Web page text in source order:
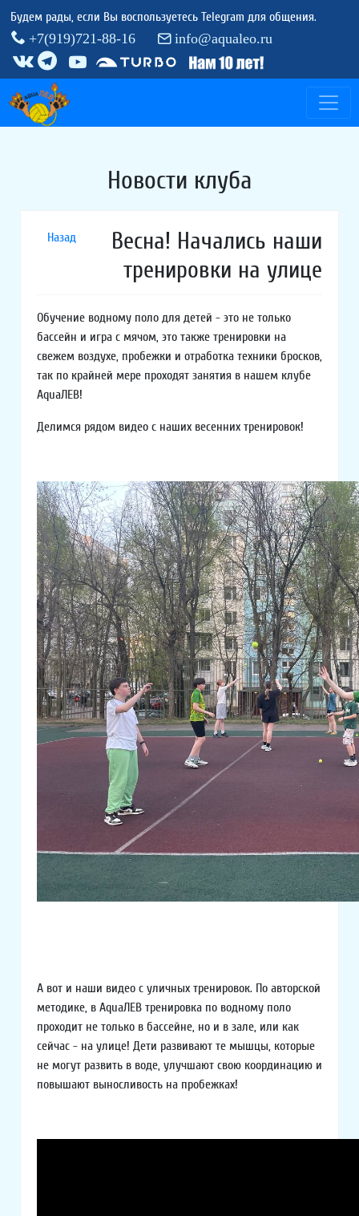
Будем рады, если Вы воспользуетесь Telegram для общения.
+7(919)721-88-16
info@aqualeo.ru
Новости клуба
Назад
Весна! Начались наши
тренировки на улице
Обучение водному поло для детей - это не только
бассейн и игра с мячом, это также тренировки на
свежем воздухе, пробежки и отработка техники бросков,
так по крайней мере проходят занятия в нашем клубе
AquaЛЕВ!
Делимся рядом видео с наших весенних тренировок!
А вот и наши видео с уличных тренировок. По авторской
методике, в AquaЛЕВ тренировка по водному поло
проходит не только в бассейне, но и в зале, или как
сейчас - на улице! Дети развивают те мышцы, которые
не могут развить в воде, улучшают свою координацию и
повышают выносливость на пробежках!